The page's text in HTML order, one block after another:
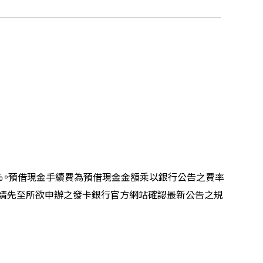
預借現金手續費為預借現金金額乘以銀行公告之費率
先至所欲申辦之發卡銀行官方網站確認最新公告之規